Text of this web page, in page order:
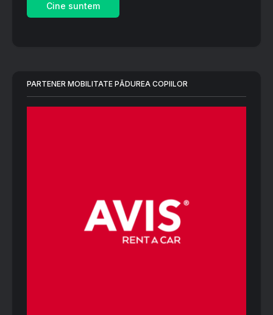
Cine suntem
PARTENER MOBILITATE PĂDUREA COPIILOR